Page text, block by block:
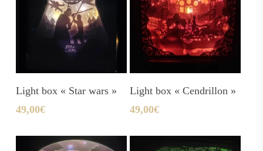
Ajouter Au Panier
Light box « Star wars »
49,00€
Ajouter Au Panier
Light box « Cendrillon »
49,00€